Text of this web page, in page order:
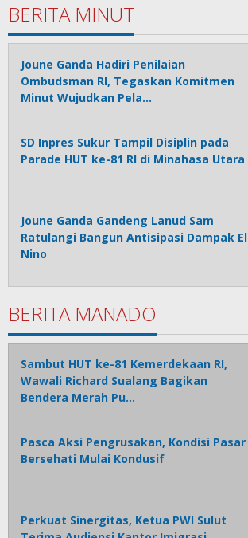
BERITA MINUT
Joune Ganda Hadiri Penilaian
Ombudsman RI, Tegaskan Komitmen
Minut Wujudkan Pela…
SD Inpres Sukur Tampil Disiplin pada
Parade HUT ke-81 RI di Minahasa Utara
Joune Ganda Gandeng Lanud Sam
Ratulangi Bangun Antisipasi Dampak El
Nino
BERITA MANADO
Sambut HUT ke-81 Kemerdekaan RI,
Wawali Richard Sualang Bagikan
Bendera Merah Pu…
Pasca Aksi Pengrusakan, Kondisi Pasar
Bersehati Mulai Kondusif
Perkuat Sinergitas, Ketua PWI Sulut